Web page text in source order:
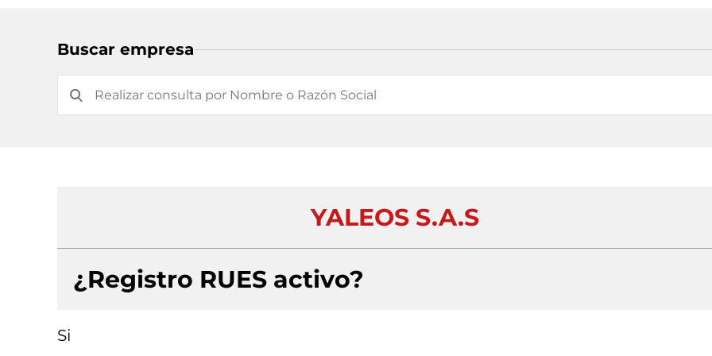
Buscar empresa
YALEOS S.A.S
¿Registro RUES activo?
Si